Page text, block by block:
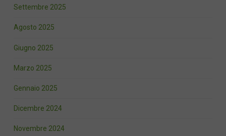
Settembre 2025
Agosto 2025
Giugno 2025
Marzo 2025
Gennaio 2025
Dicembre 2024
Novembre 2024